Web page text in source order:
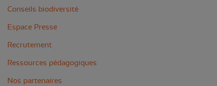
Conseils biodiversité
Espace Presse
Recrutement
Ressources pédagogiques
Nos partenaires